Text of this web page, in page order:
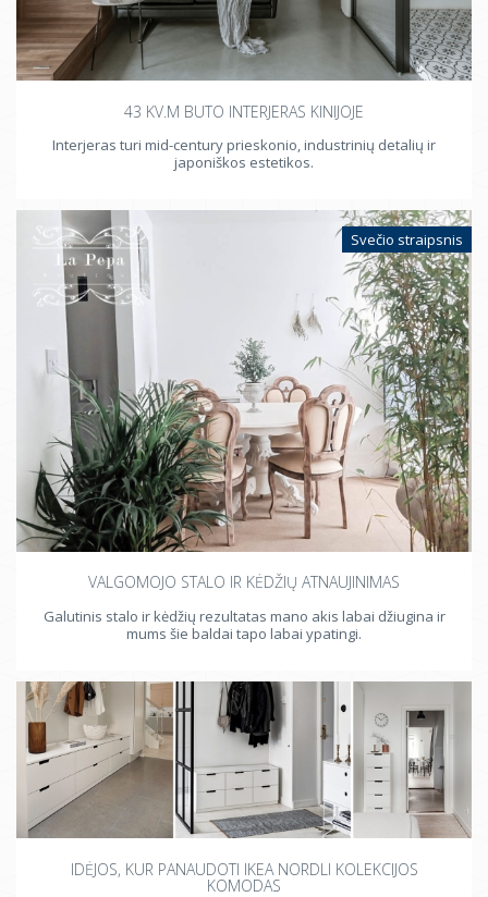
43 KV.M BUTO INTERJERAS KINIJOJE
Interjeras turi mid-century prieskonio, industrinių detalių ir
japoniškos estetikos.
Svečio straipsnis
VALGOMOJO STALO IR KĖDŽIŲ ATNAUJINIMAS
Galutinis stalo ir kėdžių rezultatas mano akis labai džiugina ir
mums šie baldai tapo labai ypatingi.
IDĖJOS, KUR PANAUDOTI IKEA NORDLI KOLEKCIJOS
KOMODAS